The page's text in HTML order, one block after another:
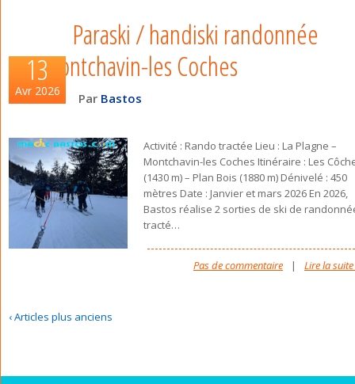
Paraski / handiski randonnée
Montchavin-les Coches
13
Avr 2026 Par Bastos
Activité : Rando tractée Lieu : La Plagne –
Montchavin-les Coches Itinéraire : Les
(1430 m) – Plan Bois (1880 m) Dénivelé : 450
mètres Date : Janvier et mars 2026 En 2026,
Bastos réalise 2 sorties de ski de
tracté…
Lire la suite
|
Pas de commentaire
‹ Articles plus anciens